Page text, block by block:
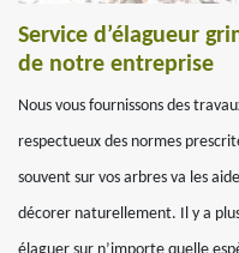
Service d’élagueur
de notre entreprise
Nous vous fournissons des
respectueux des normes
souvent sur vos arbres va les
décorer naturellement. Il y a